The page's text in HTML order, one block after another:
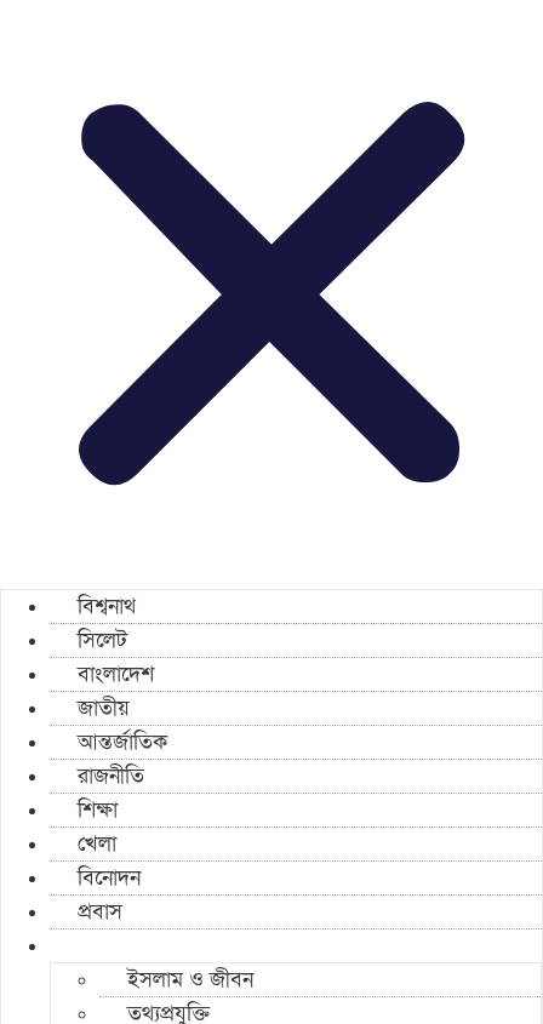
বিশ্বনাথ
সিলেট
বাংলাদেশ
জাতীয়
আন্তর্জাতিক
রাজনীতি
শিক্ষা
খেলা
বিনোদন
প্রবাস
ইসলাম ও জীবন
তথ্যপ্রযুক্তি